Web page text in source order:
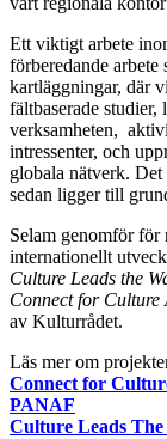
Ett viktigt arbete
förberedande
kartläggningar, där
fältbaserade
verksamheten,
intressenter, och
globala nätverk.
sedan ligger till
Selam genomför för
internationellt
Culture Leads the
Connect for Culture
av Kulturrådet.
Läs mer om
Connect for
PANAF
Culture Leads The